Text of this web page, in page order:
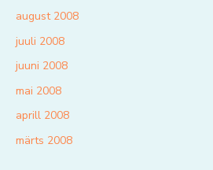
august 2008
juuli 2008
juuni 2008
mai 2008
aprill 2008
märts 2008